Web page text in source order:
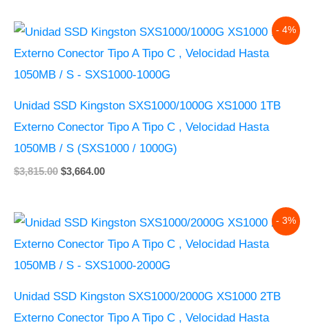
- 4%
Unidad SSD Kingston SXS1000/1000G XS1000 1TB
Externo Conector Tipo A Tipo C , Velocidad Hasta
1050MB / S (SXS1000 / 1000G)
$3,815.00
Original
was:
$3,664.00
Current
price
is:
- 3%
Unidad SSD Kingston SXS1000/2000G XS1000 2TB
Externo Conector Tipo A Tipo C , Velocidad Hasta
Original
was:
Current
price
is: